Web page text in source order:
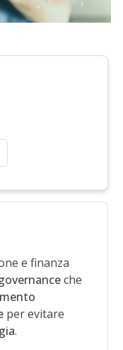
e finanza
che
per evitare
.